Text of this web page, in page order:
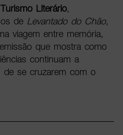
Literário,
de Levantado do Chão,
viagem entre memória,
que mostra como
continuam a
de se cruzarem com o